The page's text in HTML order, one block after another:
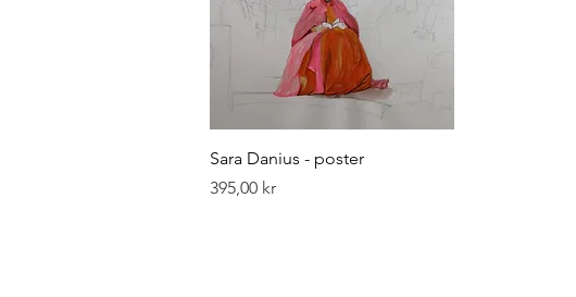
Snabbvisning
Sara Danius - poster
Pris
395,00 kr